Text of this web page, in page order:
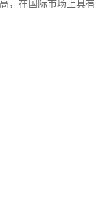
，在国际市场上具